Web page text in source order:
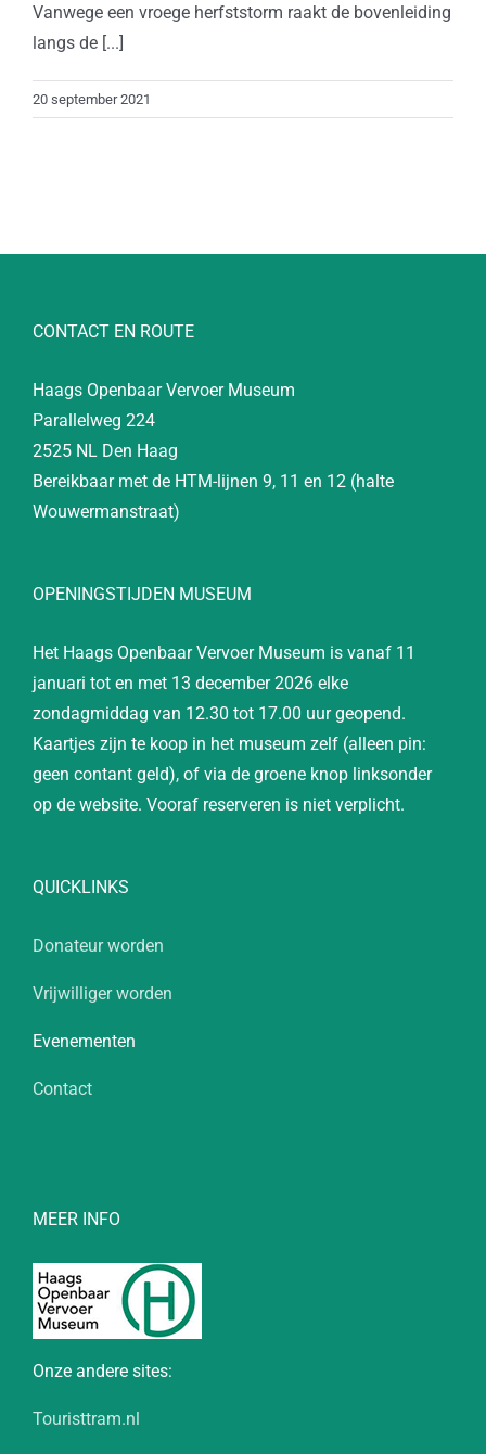
Vanwege een vroege herfststorm raakt de bovenleiding
langs de [...]
20 september 2021
CONTACT EN ROUTE
Haags Openbaar Vervoer Museum
Parallelweg 224
2525 NL Den Haag
Bereikbaar met de HTM-lijnen 9, 11 en 12 (halte
Wouwermanstraat)
OPENINGSTIJDEN MUSEUM
Het Haags Openbaar Vervoer Museum is vanaf 11
januari tot en met 13 december 2026 elke
zondagmiddag van 12.30 tot 17.00 uur geopend.
Kaartjes zijn te koop in het museum zelf (alleen pin:
geen contant geld), of via de groene knop linksonder
op de website. Vooraf reserveren is niet verplicht.
QUICKLINKS
Donateur worden
Vrijwilliger worden
Evenementen
Contact
MEER INFO
Onze andere sites:
Touristtram.nl